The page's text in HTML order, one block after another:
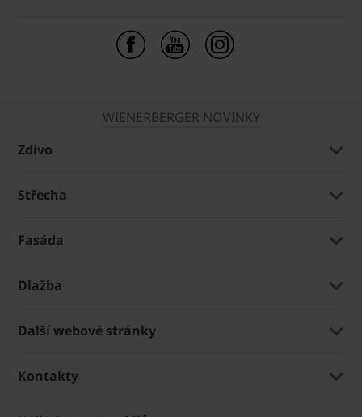
WIENERBERGER NOVINKY
Zdivo
Střecha
Fasáda
Dlažba
Další webové stránky
Kontakty